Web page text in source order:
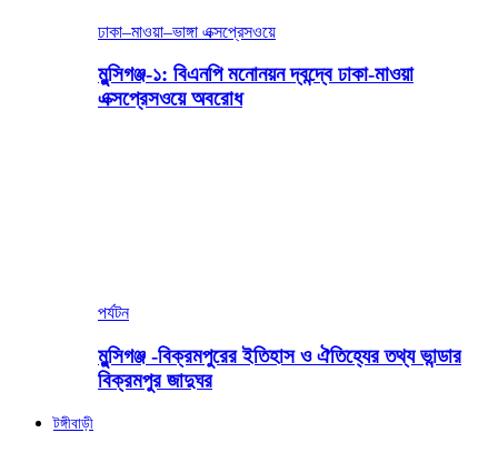
ঢাকা–মাওয়া–ভাঙ্গা এক্সপ্রেসওয়ে
মুন্সিগঞ্জ-১: বিএনপি মনোনয়ন দ্বন্দ্বে ঢাকা-মাওয়া
এক্সপ্রেসওয়ে অবরোধ
পর্যটন
মুন্সিগঞ্জ -বিক্রমপুরের ইতিহাস ও ঐতিহ্যের তথ্য ভান্ডার
বিক্রমপুর জাদুঘর
টঙ্গীবাড়ী